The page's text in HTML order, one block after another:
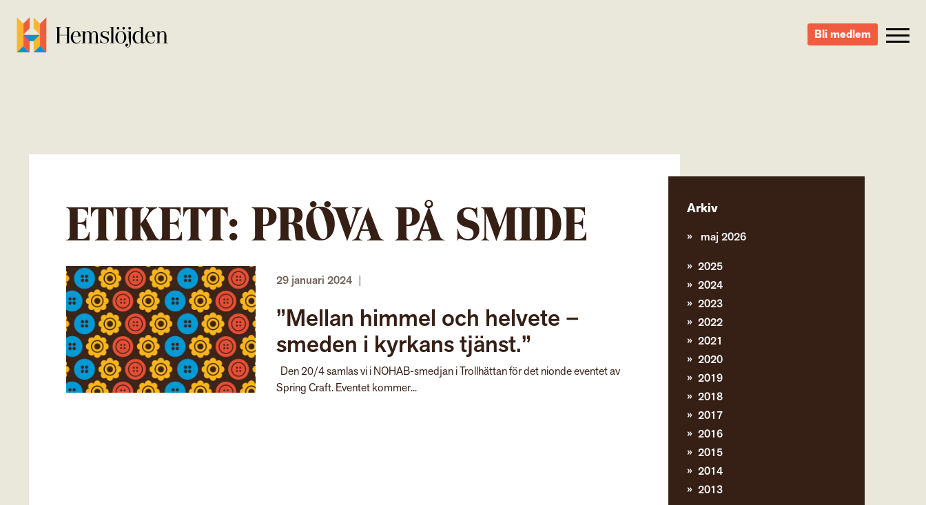
Bli medlem
ETIKETT: PRÖVA PÅ SMIDE
29 januari 2024
”Mellan himmel och helvete –
smeden i kyrkans tjänst.”
Den 20/4 samlas vi i NOHAB-smedjan i Trollhättan för det nionde eventet av
Spring Craft. Eventet kommer...
Arkiv
maj 2026
2025
2024
2023
2022
2021
2020
2019
2018
2017
2016
2015
2014
2013